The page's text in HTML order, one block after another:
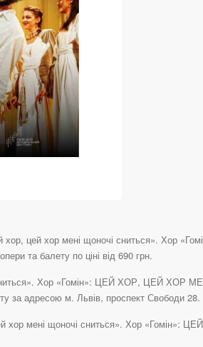
хор, цей хор мені щоночі сниться».
та балету по ціні від 690 грн.
Хор «Гомін»: ЦЕЙ ХОР, ЦЕЙ ХОР
за адресою м. Львів, проспект Свободи 28.
хор мені щоночі сниться». Хор